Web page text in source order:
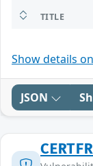
TITLE
Show details
JSON